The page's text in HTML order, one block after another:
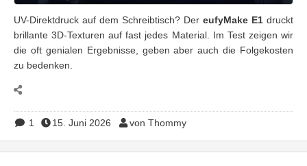
UV-Direktdruck auf dem Schreibtisch? Der eufyMake E1 druckt
brillante 3D-Texturen auf fast jedes Material. Im Test zeigen wir
die oft genialen Ergebnisse, geben aber auch die Folgekosten
zu bedenken.
1 15. Juni 2026 von Thommy